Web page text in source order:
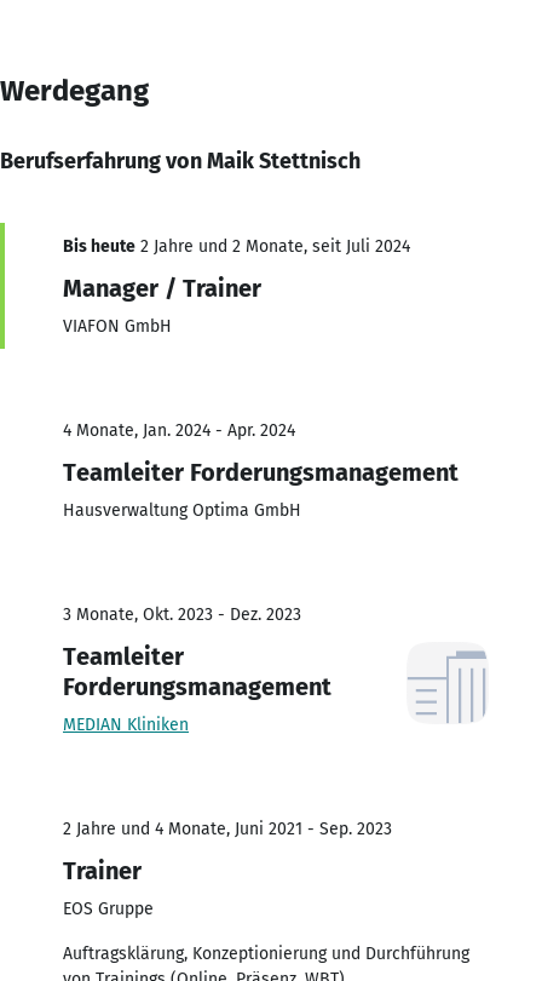
Werdegang
Berufserfahrung von Maik Stettnisch
Bis heute 2 Jahre und 2 Monate, seit Juli 2024
Manager / Trainer
VIAFON GmbH
4 Monate, Jan. 2024 - Apr. 2024
Teamleiter Forderungsmanagement
Hausverwaltung Optima GmbH
3 Monate, Okt. 2023 - Dez. 2023
Teamleiter
Forderungsmanagement
MEDIAN Kliniken
2 Jahre und 4 Monate, Juni 2021 - Sep. 2023
Trainer
EOS Gruppe
Auftragsklärung, Konzeptionierung und Durchführung